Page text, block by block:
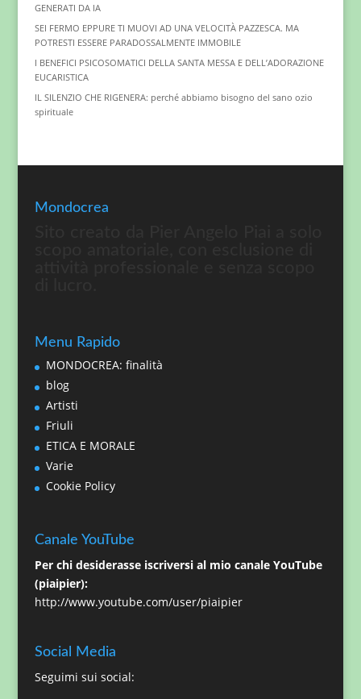
GENERATI DA IA
SEI FERMO EPPURE TI MUOVI AD UNA VELOCITÀ PAZZESCA. MA
POTRESTI ESSERE PARADOSSALMENTE IMMOBILE
I BENEFICI PSICOSOMATICI DELLA SANTA MESSA E DELL’ADORAZIONE
EUCARISTICA
IL SILENZIO CHE RIGENERA: perché abbiamo bisogno del sano ozio
spirituale
Mondocrea
Menu Rapido
MONDOCREA: finalità
blog
Artisti
Friuli
ETICA E MORALE
Varie
Cookie Policy
Canale YouTube
Per chi desiderasse iscriversi al mio canale YouTube
(piaipier):
http://www.youtube.com/user/piaipier
Social Media
Seguimi sui social: